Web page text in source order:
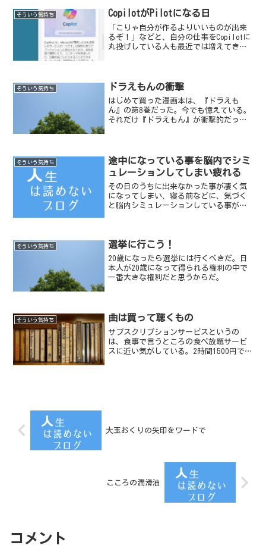
バー、木を切...
そういう気持ち CopilotがPilotになる日
「こりゃ自分が作るよりいいものが出来
るぞ！」などと、自分の仕事をCopilotに
丸投げしている人も最近では増えてきて
そういう気持ち ドラえもんの衝撃
はじめて買った漫画本は、『ドラえも
ん』の第8巻だった。今でも憶えている。
それだけ『ドラえもん』が衝撃的だった
そういう気持ち
途中になっている事を脳内でシミ
ュレーションしてしまい疲れる
その日のうちに出来なかった事が凄く気
になってしまい、寝る前などに、気づく
と脳内シミュレーションしている事があ
そういう気持ち 選挙に行こう！
20歳になったら選挙には行くべきだ。日
本人が20歳になって得られる権利の中で
一番大きな権利だと思うからだ。
そういう気持ち 曲は買って聴くもの
サブスクリプションサービスというの
は、食事で言うところの食べ放題サービ
スに近い気がしている。2時間1500円で全
大玉おくりの矢印をワードで
こころの潤滑油
コメント